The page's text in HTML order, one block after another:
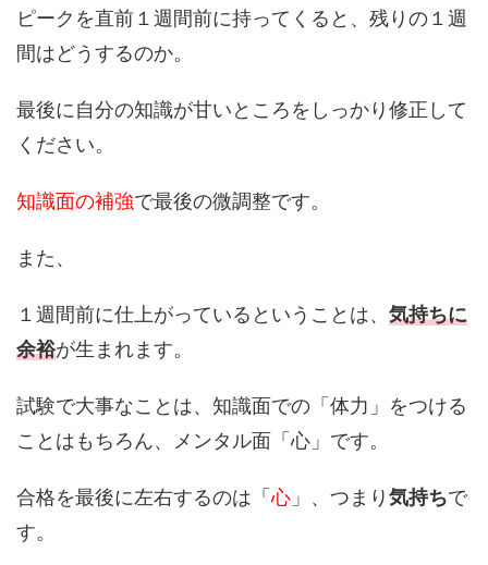
ピークを直前１週間前に持ってくると、残りの１週
間はどうするのか。
最後に自分の知識が甘いところをしっかり修正して
ください。
知識面の補強で最後の微調整です。
また、
１週間前に仕上がっているということは、 気持ちに
余裕が生まれます。
試験で大事なことは、知識面での「体力」をつける
ことはもちろん、メンタル面「心」です。
合格を最後に左右するのは「心 」、つまり気持ちで
す。